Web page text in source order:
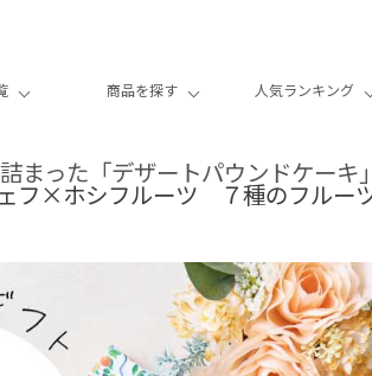
商品を探す 人気ランキング
まった「デザートパウンドケーキ」
ェフ×ホシフルーツ ７種のフルー